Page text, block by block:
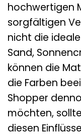
hochwertigen
sorgfältigen
nicht die
Sand,
können die
die Farben
Shopper
möchten,
diesen